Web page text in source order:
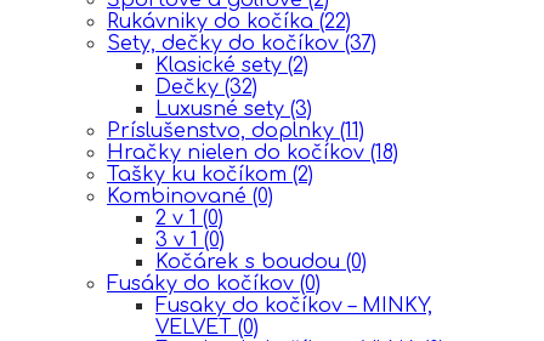
Rukávniky do kočíka (22)
Sety, dečky do kočíkov (37)
Klasické sety (2)
Dečky (32)
Luxusné sety (3)
Príslušenstvo, doplnky (11)
Hračky nielen do kočíkov (18)
Tašky ku kočíkom (2)
Kombinované (0)
2 v 1 (0)
3 v 1 (0)
Kočárek s boudou (0)
Fusáky do kočíkov (0)
Fusaky do kočíkov – MINKY,
VELVET (0)